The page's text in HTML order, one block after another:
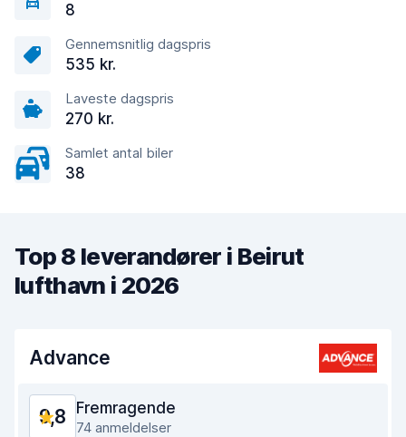
8
Gennemsnitlig dagspris
535 kr.
Laveste dagspris
270 kr.
Samlet antal biler
38
Top 8 leverandører i Beirut
lufthavn i 2026
Advance
9,8 Fremragende
74 anmeldelser